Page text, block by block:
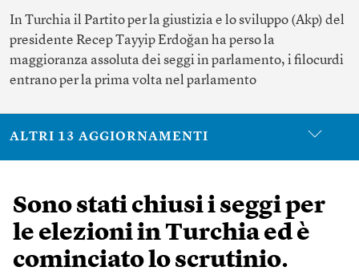
In Turchia il Partito per la giustizia e lo sviluppo (Akp) del
presidente Recep Tayyip Erdoğan ha perso la
maggioranza assoluta dei seggi in parlamento, i filocurdi
entrano per la prima volta nel parlamento
ALTRI 13 AGGIORNAMENTI
Sono stati chiusi i seggi per
le elezioni in Turchia ed è
cominciato lo scrutinio.